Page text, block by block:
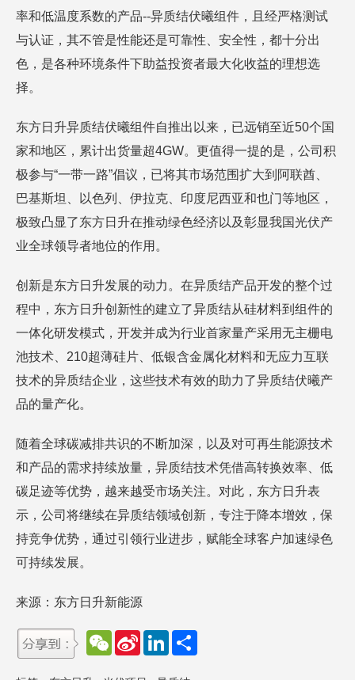
率和低温度系数的产品--异质结伏曦组件，且经严格测试
与认证，其不管是性能还是可靠性、安全性，都十分出
色，是各种环境条件下助益投资者最大化收益的理想选
择。
东方日升异质结伏曦组件自推出以来，已远销至近50个国
家和地区，累计出货量超4GW。更值得一提的是，公司积
极参与“一带一路”倡议，已将其市场范围扩大到阿联酋、
巴基斯坦、以色列、伊拉克、印度尼西亚和也门等地区，
极致凸显了东方日升在推动绿色经济以及彰显我国光伏产
业全球领导者地位的作用。
创新是东方日升发展的动力。在异质结产品开发的整个过
程中，东方日升创新性的建立了异质结从硅材料到组件的
一体化研发模式，开发并成为行业首家量产采用无主栅电
池技术、210超薄硅片、低银含金属化材料和无应力互联
技术的异质结企业，这些技术有效的助力了异质结伏曦产
品的量产化。
随着全球碳减排共识的不断加深，以及对可再生能源技术
和产品的需求持续放量，异质结技术凭借高转换效率、低
碳足迹等优势，越来越受市场关注。对此，东方日升表
示，公司将继续在异质结领域创新，专注于降本增效，保
持竞争优势，通过引领行业进步，赋能全球客户加速绿色
可持续发展。
来源：东方日升新能源
W
e
S
L